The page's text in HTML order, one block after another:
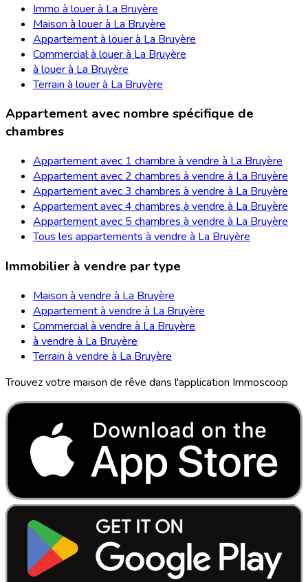
Immo à louer à La Bruyère
Maison à louer à La Bruyère
Appartement à louer à La Bruyère
Commercial à louer à La Bruyère
à louer à La Bruyère
Terrain à louer à La Bruyère
Appartement avec nombre spécifique de
chambres
Appartement avec 1 chambre à vendre à La Bruyère
Appartement avec 2 chambres à vendre à La Bruyère
Appartement avec 3 chambres à vendre à La Bruyère
Appartement avec 4 chambres à vendre à La Bruyère
Appartement avec 5 chambres à vendre à La Bruyère
Tous les appartements à vendre à La Bruyère
Immobilier à vendre par type
Maison à vendre à La Bruyère
Appartement à vendre à La Bruyère
Commercial à vendre à La Bruyère
à vendre à La Bruyère
Terrain à vendre à La Bruyère
Trouvez votre maison de rêve dans l'application Immoscoop